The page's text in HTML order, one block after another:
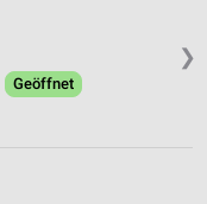
❯
Geöffnet